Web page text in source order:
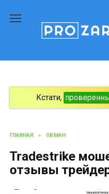
содержанию
Кстати,
ГЛАВНАЯ » ОБМАН
Tradestrike
отзывы